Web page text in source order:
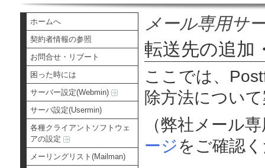
ホームへ
契約者情報の参照
お問合せ・リブート
困った時には
サーバー設定(Webmin)
サーバ設定(Usermin)
各種クライアントソフトウェ
アの設定
メーリングリスト(Mailman)
メール専用サ
転送先の追加
ここでは、
除方法につい
（弊社メール
ージをご確認